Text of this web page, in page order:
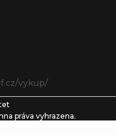
vykup/
práva vyhrazena.